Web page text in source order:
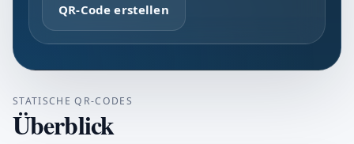
QR-Code erstellen
STATISCHE QR-CODES
Überblick